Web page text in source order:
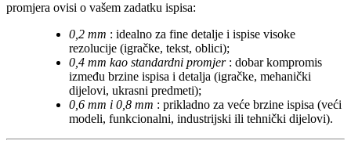
promjera ovisi o vašem zadatku ispisa:
0,2 mm : idealno za fine detalje i ispise visoke
rezolucije (igračke, tekst, oblici);
0,4 mm kao standardni promjer: dobar kompromis
između brzine ispisa i detalja (igračke, mehanički
dijelovi, ukrasni predmeti);
0,6 mm i 0,8 mm : prikladno za veće brzine ispisa (veći
modeli, funkcionalni, industrijski ili tehnički dijelovi).